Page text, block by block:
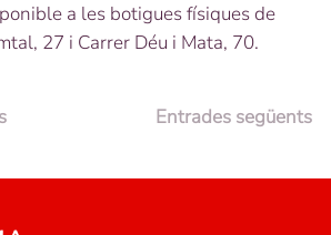
a les botigues físiques de
27 i Carrer Déu i Mata, 70.
Entrades següents